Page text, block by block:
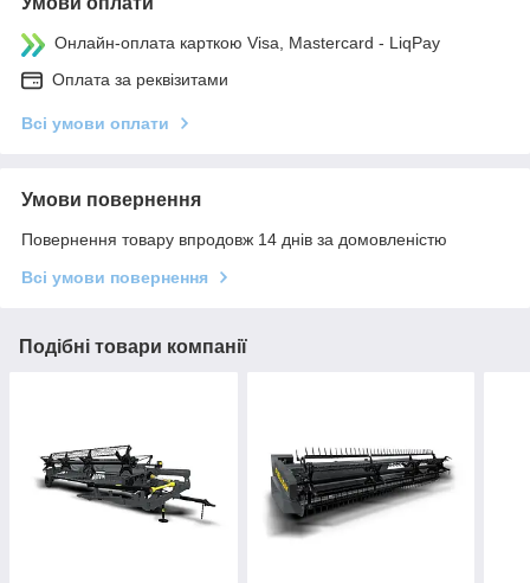
Онлайн-оплата карткою Visa, Mastercard - LiqPay
Оплата за реквізитами
Всі умови оплати
Умови повернення
Повернення товару впродовж 14 днів за домовленістю
Всі умови повернення
Подібні товари компанії